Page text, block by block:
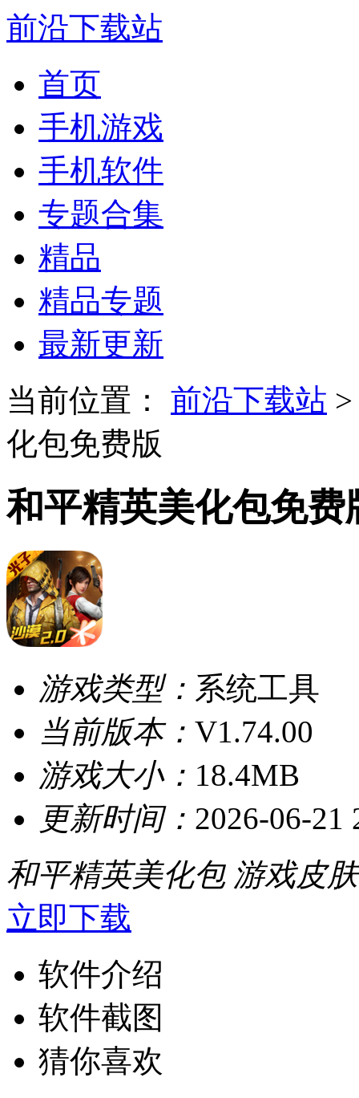
前沿下载站
首页
手机游戏
手机软件
专题合集
精品
精品专题
最新更新
当前位置：
前沿下载站
化包免费版
和平精英美化包免费
游戏类型： 系统工具
当前版本： V1.74.00
游戏大小： 18.4MB
更新时间： 2026-06-21
和平精英美化包 游戏皮
立即下载
软件介绍
软件截图
猜你喜欢